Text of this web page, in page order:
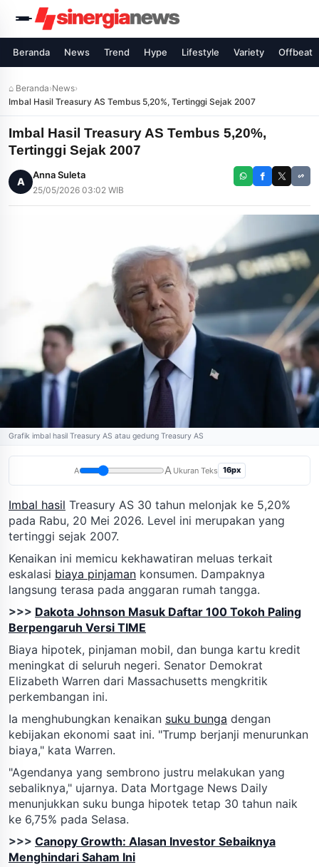
Beranda News Trend Hype Lifestyle Variety Offbeat
⌂ Beranda›News›
Imbal Hasil Treasury AS Tembus 5,20%, Tertinggi Sejak 2007
Imbal Hasil Treasury AS Tembus 5,20%,
Tertinggi Sejak 2007
A
Anna Suleta
25/05/2026 03:02 WIB
Grafik imbal hasil Treasury AS atau gedung Treasury AS
A A Ukuran Teks 16px
Imbal hasil Treasury AS 30 tahun melonjak ke 5,20%
pada Rabu, 20 Mei 2026. Level ini merupakan yang
tertinggi sejak 2007.
Kenaikan ini memicu kekhawatiran meluas terkait
eskalasi biaya pinjaman konsumen. Dampaknya
langsung terasa pada anggaran rumah tangga.
>>> Dakota Johnson Masuk Daftar 100 Tokoh Paling
Berpengaruh Versi TIME
Biaya hipotek, pinjaman mobil, dan bunga kartu kredit
meningkat di seluruh negeri. Senator Demokrat
Elizabeth Warren dari Massachusetts mengkritik
perkembangan ini.
Ia menghubungkan kenaikan suku bunga dengan
kebijakan ekonomi saat ini. "Trump berjanji menurunkan
biaya," kata Warren.
"Agendanya yang sembrono justru melakukan yang
sebaliknya," ujarnya. Data Mortgage News Daily
menunjukkan suku bunga hipotek tetap 30 tahun naik
ke 6,75% pada Selasa.
>>> Canopy Growth: Alasan Investor Sebaiknya
Menghindari Saham Ini